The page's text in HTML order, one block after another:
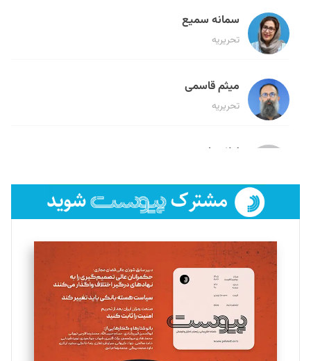
سمانه سمیع
تحریریه
میثم قاسمی
تحریریه
لیلا حنارود
فائزه فتحی رستمی
تحریریه
سروش کرمیان
تحریریه
مینا پاکدل